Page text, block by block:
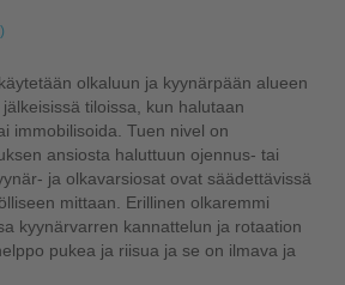
olkaluun ja kyynärpään alueen
tiloissa, kun halutaan
immobilisoida. Tuen nivel on
ansiosta haluttuun ojennus- tai
ja olkavarsiosat ovat säädettävissä
mittaan. Erillinen olkaremmi
kyynärvarren kannattelun ja rotaation
pukea ja riisua ja se on ilmava ja